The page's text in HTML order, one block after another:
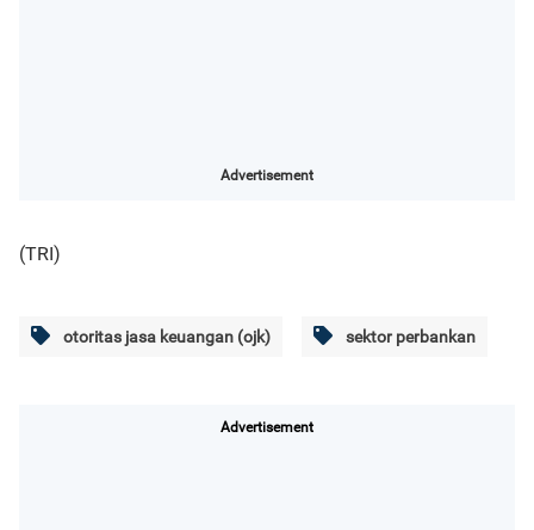
Advertisement
(TRI)
otoritas jasa keuangan (ojk) sektor perbankan
Advertisement